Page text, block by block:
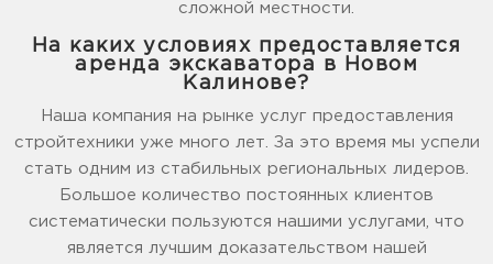
сложной местности.
На каких условиях предоставляется
аренда экскаватора в Новом
Калинове?
Наша компания на рынке услуг предоставления
стройтехники уже много лет. За это время мы успели
стать одним из стабильных региональных лидеров.
Большое количество постоянных клиентов
систематически пользуются нашими услугами, что
является лучшим доказательством нашей